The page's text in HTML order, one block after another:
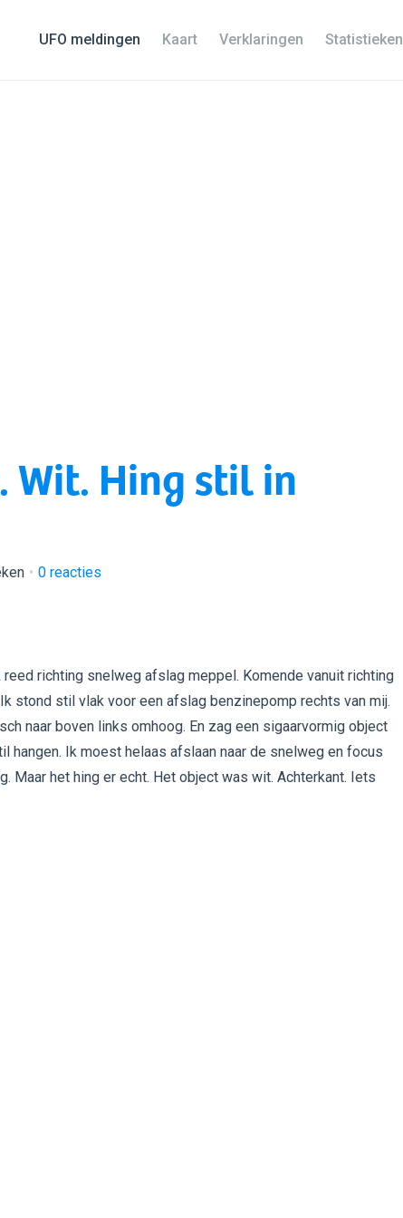
UFO meldingen Kaart Verklaringen Statistieken
Hing stil in
0 reacties
richting snelweg afslag meppel. Komende vanuit richting
stond stil vlak voor een afslag benzinepomp rechts van mij.
naar boven links omhoog. En zag een sigaarvormig object
hangen. Ik moest helaas afslaan naar de snelweg en focus
Maar het hing er echt. Het object was wit. Achterkant. Iets